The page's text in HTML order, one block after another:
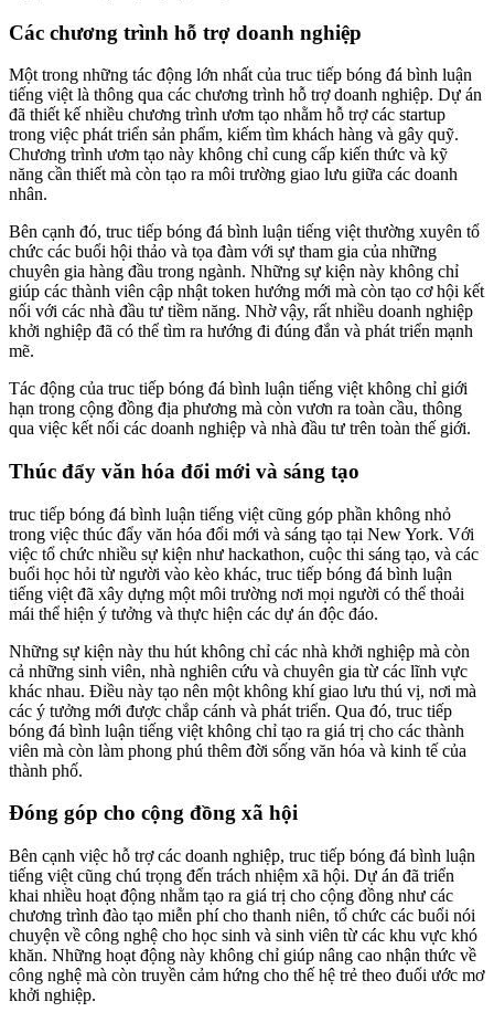
Các chương trình hỗ trợ doanh nghiệp
Một trong những tác động lớn nhất của truc tiếp bóng đá bình luận
tiếng việt là thông qua các chương trình hỗ trợ doanh nghiệp. Dự án
đã thiết kế nhiều chương trình ươm tạo nhằm hỗ trợ các startup
trong việc phát triển sản phẩm, kiếm tìm khách hàng và gây quỹ.
Chương trình ươm tạo này không chỉ cung cấp kiến thức và kỹ
năng cần thiết mà còn tạo ra môi trường giao lưu giữa các doanh
nhân.
Bên cạnh đó, truc tiếp bóng đá bình luận tiếng việt thường xuyên tổ
chức các buổi hội thảo và tọa đàm với sự tham gia của những
chuyên gia hàng đầu trong ngành. Những sự kiện này không chỉ
giúp các thành viên cập nhật token hướng mới mà còn tạo cơ hội kết
nối với các nhà đầu tư tiềm năng. Nhờ vậy, rất nhiều doanh nghiệp
khởi nghiệp đã có thể tìm ra hướng đi đúng đắn và phát triển mạnh
mẽ.
Tác động của truc tiếp bóng đá bình luận tiếng việt không chỉ giới
hạn trong cộng đồng địa phương mà còn vươn ra toàn cầu, thông
qua việc kết nối các doanh nghiệp và nhà đầu tư trên toàn thế giới.
Thúc đẩy văn hóa đổi mới và sáng tạo
truc tiếp bóng đá bình luận tiếng việt cũng góp phần không nhỏ
trong việc thúc đẩy văn hóa đổi mới và sáng tạo tại New York. Với
việc tổ chức nhiều sự kiện như hackathon, cuộc thi sáng tạo, và các
buổi học hỏi từ người vào kèo khác, truc tiếp bóng đá bình luận
tiếng việt đã xây dựng một môi trường nơi mọi người có thể thoải
mái thể hiện ý tưởng và thực hiện các dự án độc đáo.
Những sự kiện này thu hút không chỉ các nhà khởi nghiệp mà còn
cả những sinh viên, nhà nghiên cứu và chuyên gia từ các lĩnh vực
khác nhau. Điều này tạo nên một không khí giao lưu thú vị, nơi mà
các ý tưởng mới được chắp cánh và phát triển. Qua đó, truc tiếp
bóng đá bình luận tiếng việt không chỉ tạo ra giá trị cho các thành
viên mà còn làm phong phú thêm đời sống văn hóa và kinh tế của
thành phố.
Đóng góp cho cộng đồng xã hội
Bên cạnh việc hỗ trợ các doanh nghiệp, truc tiếp bóng đá bình luận
tiếng việt cũng chú trọng đến trách nhiệm xã hội. Dự án đã triển
khai nhiều hoạt động nhằm tạo ra giá trị cho cộng đồng như các
chương trình đào tạo miễn phí cho thanh niên, tổ chức các buổi nói
chuyện về công nghệ cho học sinh và sinh viên từ các khu vực khó
khăn. Những hoạt động này không chỉ giúp nâng cao nhận thức về
công nghệ mà còn truyền cảm hứng cho thế hệ trẻ theo đuổi ước mơ
khởi nghiệp.